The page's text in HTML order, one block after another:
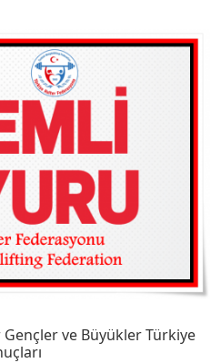
ve Büyükler Türkiye